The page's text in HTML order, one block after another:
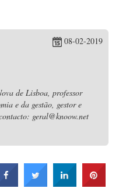
08-02-2019
de Lisboa, professor
e da gestão, gestor e
geral@knoow.net